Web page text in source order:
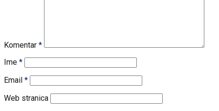
Komentar *
Ime *
Email *
Web stranica